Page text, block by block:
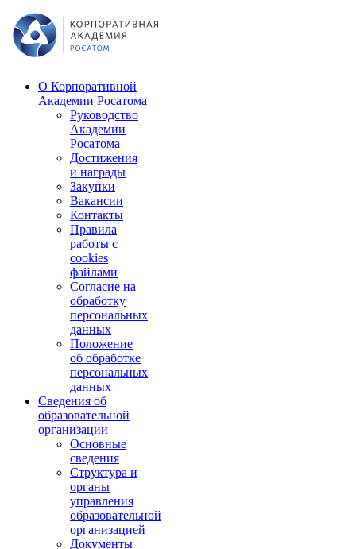
О Корпоративной
Академии Росатома
Руководство
Академии
Росатома
Достижения
и награды
Закупки
Вакансии
Контакты
Правила
работы с
cookies
файлами
Согласие на
обработку
персональных
данных
Положение
об обработке
персональных
данных
Сведения об
образовательной
организации
Основные
сведения
Структура и
органы
управления
образовательной
организацией
Документы